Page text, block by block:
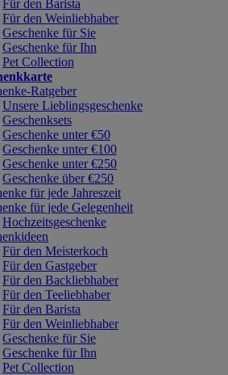
Für den Barista
Für den Weinliebhaber
Geschenke für Sie
Geschenke für Ihn
Pet Collection
Ratgeber
Unsere Lieblingsgeschenke
Geschenksets
Geschenke unter €50
Geschenke unter €100
Geschenke unter €250
Geschenke über €250
für jede Jahreszeit
für jede Gelegenheit
Hochzeitsgeschenke
Für den Meisterkoch
Für den Gastgeber
Für den Backliebhaber
Für den Teeliebhaber
Für den Barista
Für den Weinliebhaber
Geschenke für Sie
Geschenke für Ihn
Pet Collection